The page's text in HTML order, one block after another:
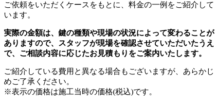
ご依頼をいただくケースをもとに、料金の一例をご紹介して
います。
実際の金額は、鍵の種類や現場の状況によって変わることが
ありますので、スタッフが現場を確認させていただいたうえ
で、ご相談内容に応じたお見積もりをご案内いたします。
ご紹介している費用と異なる場合もございますが、あらかじ
めご了承ください。
※表示の価格は施工当時の価格(税込)です。